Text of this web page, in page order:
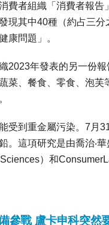
費者組織「消費者報
現其中40種（約占三
康問題」。
2023年發表的另一份
菜、餐食、零食、泡
受到重金屬污染。7月
。這項研究是由喬治‧
）和
參戰 盧卡申科突然